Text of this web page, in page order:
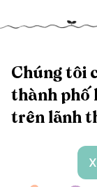
Chúng tôi
thành phố
trên lãnh